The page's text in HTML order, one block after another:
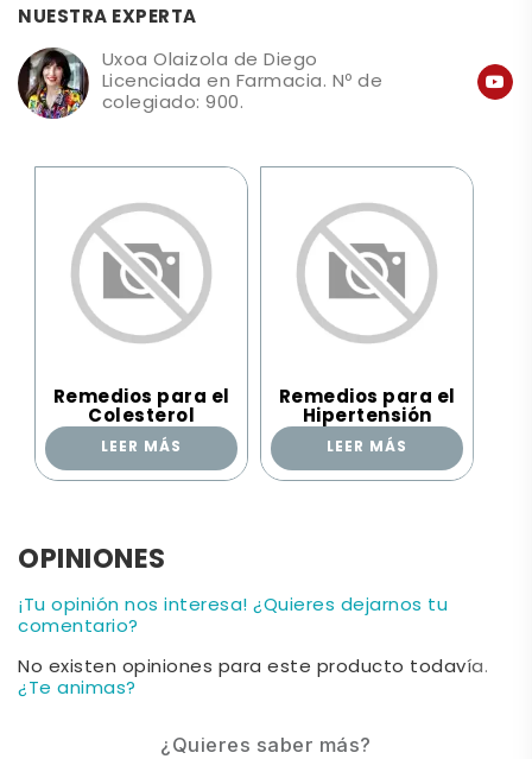
NUESTRA EXPERTA
Uxoa Olaizola de Diego
Licenciada en Farmacia. Nº de
colegiado: 900.
Remedios para el
Colesterol
LEER MÁS
Remedios para el
Hipertensión
LEER MÁS
OPINIONES
¡Tu opinión nos interesa! ¿Quieres dejarnos tu
comentario?
No existen opiniones para este producto todavía.
¿Te animas?
¿Quieres saber más?